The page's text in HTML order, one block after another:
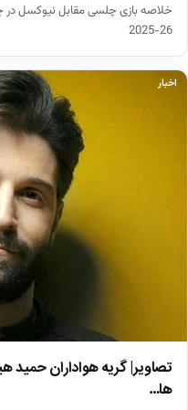
خلاصه بازی چلسی مقابل نیوکسل
26-2025
اخبار
تصاویر| گریه هواداران
ها…